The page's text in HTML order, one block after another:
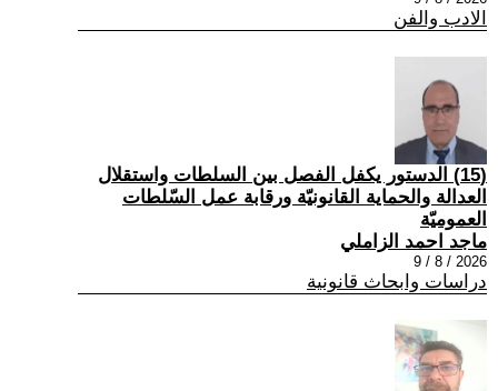
الادب والفن
(15) الدستور يكفل الفصل بين السلطات واستقلال
العدالة والحماية القانونيّة ورقابة عمل السّلطات
العموميّة
ماجد احمد الزاملي
2026 / 8 / 9
دراسات وابحاث قانونية